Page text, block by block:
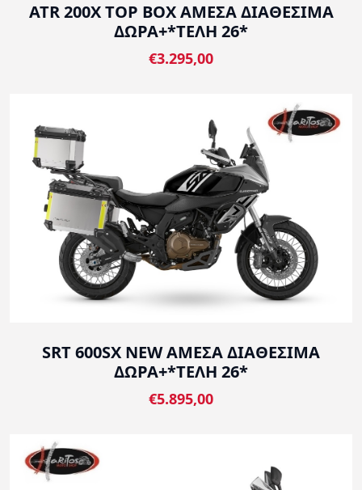
ATR 200X TOP BOX ΑΜΕΣΑ ΔΙΑΘΕΣΙΜΑ
ΔΩΡΑ+*ΤΕΛΗ 26*
€3.295,00
SRT 600SX NEW ΑΜΕΣΑ ΔΙΑΘΕΣΙΜΑ
ΔΩΡΑ+*ΤΕΛΗ 26*
€5.895,00